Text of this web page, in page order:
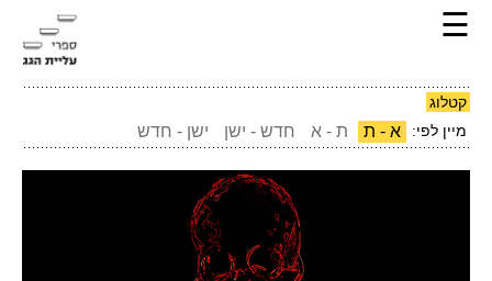
☰
קטלוג
מיין לפי:
א - ת ת - א חדש - ישן ישן - חדש